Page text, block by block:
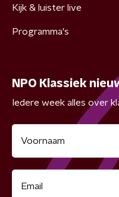
Kijk & luister live
Programma's
NPO Klassiek
Iedere week alles over